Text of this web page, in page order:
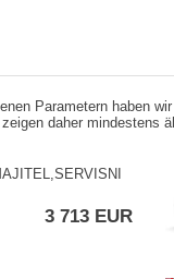
Parametern haben
daher mindestens
3 713 EUR